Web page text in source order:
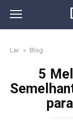
content
Lar » Blog
5